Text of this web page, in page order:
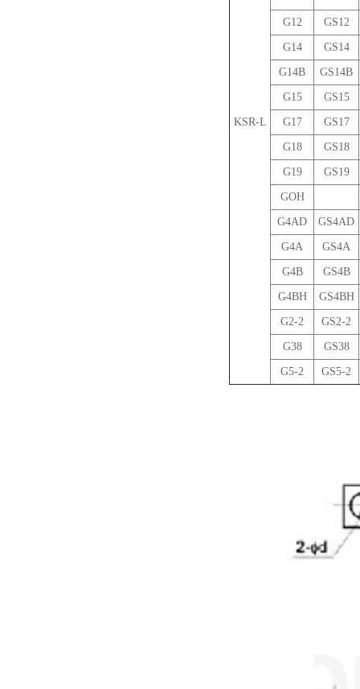
KSR-L
G12 GS12
G14 GS14
G14B GS14B
G15 GS15
G17 GS17
G18 GS18
G19 GS19
GOH
G4AD GS4AD
G4A GS4A
G4B GS4B
G4BH GS4BH
G2-2 GS2-2
G38 GS38
G5-2 GS5-2